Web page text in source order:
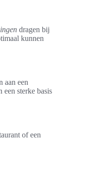
dragen bij
kunnen
aan een
sterke basis
of een